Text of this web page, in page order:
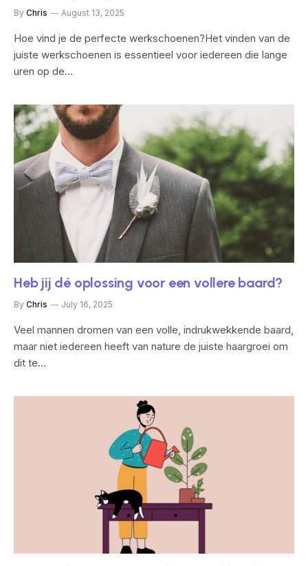
By Chris August 13, 2025
Hoe vind je de perfecte werkschoenen?Het vinden van de
juiste werkschoenen is essentieel voor iedereen die lange
uren op de…
Heb jij dé oplossing voor een vollere baard?
By Chris July 16, 2025
Veel mannen dromen van een volle, indrukwekkende baard,
maar niet iedereen heeft van nature de juiste haargroei om
dit te…